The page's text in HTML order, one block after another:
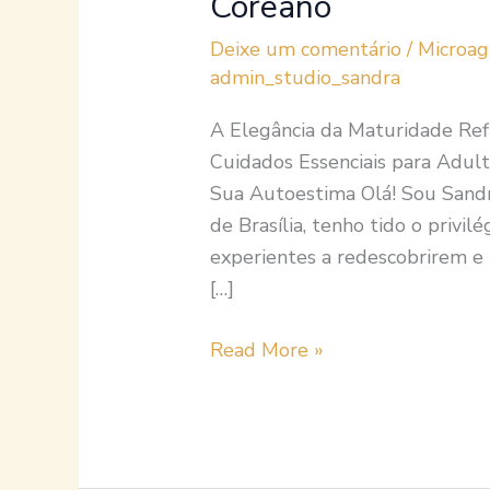
Deixe um comentário /
admin_studio_sandra
A Elegância da Maturidade
Cuidados Essenciais para
Sua Autoestima Olá! Sou
de Brasília, tenho tido o
experientes a redescobrirem
[…]
Read More »